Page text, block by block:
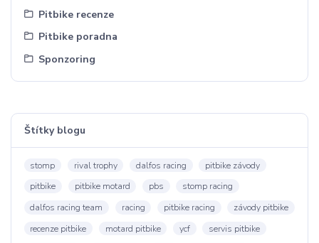
Pitbike recenze
Pitbike poradna
Sponzoring
Štítky blogu
stomp rival trophy dalfos racing
pitbike závody
pitbike
pitbike motard pbs
stomp racing
dalfos racing team
racing pitbike racing
závody pitbike
recenze pitbike
motard pitbike ycf
servis pitbike